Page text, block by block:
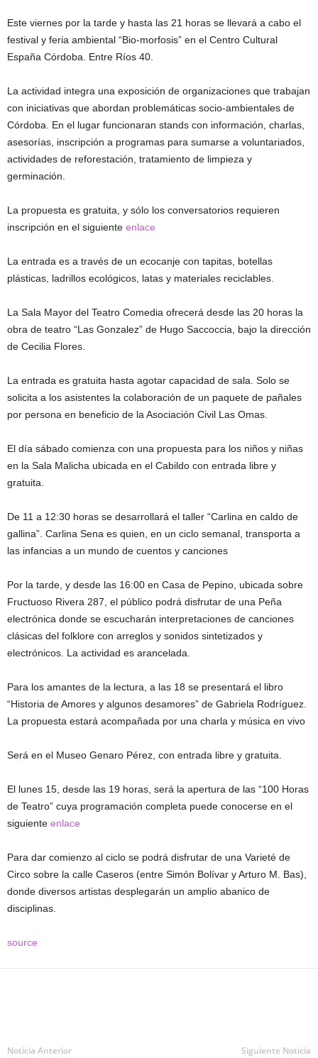
Este viernes por la tarde y hasta las 21 horas se llevará a cabo el
festival y feria ambiental “Bio-morfosis” en el Centro Cultural
España Córdoba. Entre Ríos 40.
La actividad integra una exposición de organizaciones que trabajan
con iniciativas que abordan problemáticas socio-ambientales de
Córdoba. En el lugar funcionaran stands con información, charlas,
asesorías, inscripción a programas para sumarse a voluntariados,
actividades de reforestación, tratamiento de limpieza y
germinación.
La propuesta es gratuita, y sólo los conversatorios requieren
inscripción en el siguiente enlace
La entrada es a través de un ecocanje con tapitas, botellas
plásticas, ladrillos ecológicos, latas y materiales reciclables.
La Sala Mayor del Teatro Comedia ofrecerá desde las 20 horas la
obra de teatro “Las Gonzalez” de Hugo Saccoccia, bajo la dirección
de Cecilia Flores.
La entrada es gratuita hasta agotar capacidad de sala. Solo se
solicita a los asistentes la colaboración de un paquete de pañales
por persona en beneficio de la Asociación Civil Las Omas.
El día sábado comienza con una propuesta para los niños y niñas
en la Sala Malicha ubicada en el Cabildo con entrada libre y
gratuita.
De 11 a 12:30 horas se desarrollará el taller “Carlina en caldo de
gallina”. Carlina Sena es quien, en un ciclo semanal, transporta a
las infancias a un mundo de cuentos y canciones
Por la tarde, y desde las 16:00 en Casa de Pepino, ubicada sobre
Fructuoso Rivera 287, el público podrá disfrutar de una Peña
electrónica donde se escucharán interpretaciones de canciones
clásicas del folklore con arreglos y sonidos sintetizados y
electrónicos. La actividad es arancelada.
Para los amantes de la lectura, a las 18 se presentará el libro
“Historia de Amores y algunos desamores” de Gabriela Rodríguez.
La propuesta estará acompañada por una charla y música en vivo
Será en el Museo Genaro Pérez, con entrada libre y gratuita.
El lunes 15, desde las 19 horas, será la apertura de las “100 Horas
de Teatro” cuya programación completa puede conocerse en el
siguiente enlace
Para dar comienzo al ciclo se podrá disfrutar de una Varieté de
Circo sobre la calle Caseros (entre Simón Bolívar y Arturo M. Bas),
donde diversos artistas desplegarán un amplio abanico de
disciplinas.
source
Noticia Anterior Siguiente Noticia